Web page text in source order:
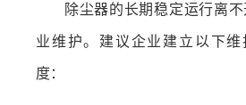
除尘器的长期稳定运行离不
业维护。建议企业建立以下维
度：